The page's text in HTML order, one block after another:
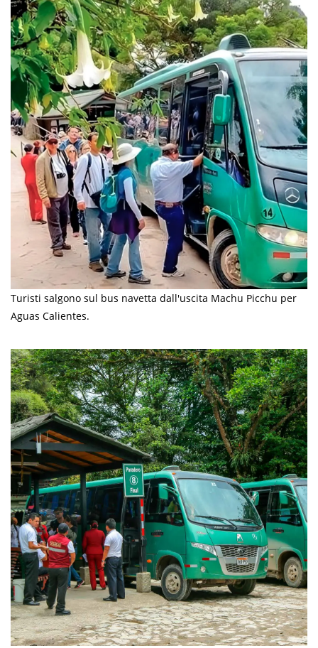
Turisti salgono sul bus navetta dall'uscita Machu Picchu per
Aguas Calientes.